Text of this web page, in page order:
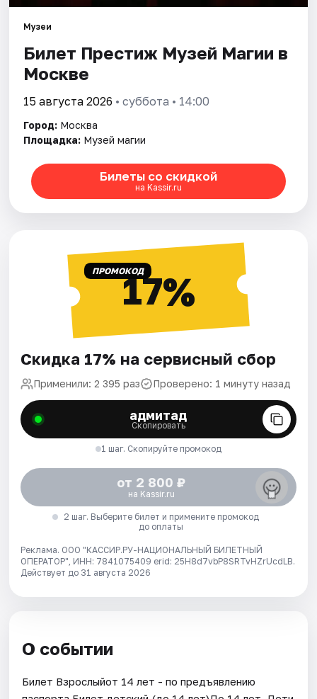
Музеи
Билет Престиж Музей Магии в
Москве
15 августа 2026 • суббота • 14:00
Город: Москва
Площадка: Музей магии
Билеты со скидкой
на Kassir.ru
ПРОМОКОД17%
Скидка 17% на сервисный сбор
Применили: 2 395 раз Проверено: 1 минуту назад
адмитад
Скопировать
1 шаг. Скопируйте промокод
от 2 800 ₽
на Kassir.ru
2 шаг. Выберите билет и примените промокод
до оплаты
Реклама. ООО "КАССИР.РУ-НАЦИОНАЛЬНЫЙ БИЛЕТНЫЙ
ОПЕРАТОР", ИНН: 7841075409 erid: 25H8d7vbP8SRTvHZrUcdLB.
Действует до 31 августа 2026
О событии
Билет Взрослыйот 14 лет - по предъявлению